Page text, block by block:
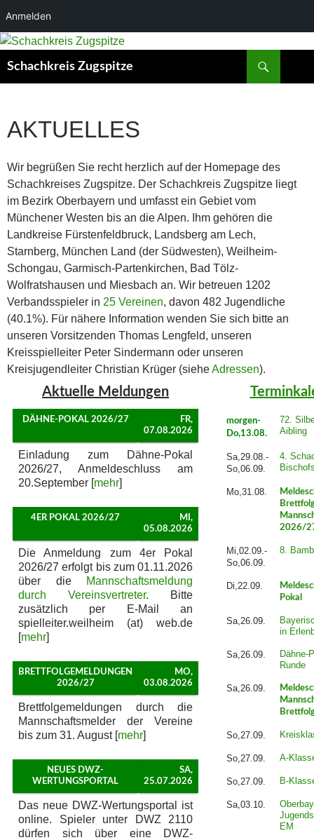
Anmelden
Zum
springen
Schachkreis Zugspitze
AKTUELLES
Wir begrüßen Sie recht herzlich auf der Homepage des
Schachkreises Zugspitze. Der Schachkreis Zugspitze liegt
im Bezirk Oberbayern und umfasst ein Gebiet vom
Münchener Westen bis an die Alpen. Ihm gehören die
Landkreise Fürstenfeldbruck, Landsberg am Lech,
Starnberg, München Land (der Südwesten), Weilheim-
Schongau, Garmisch-Partenkirchen, Bad Tölz-
Wolfratshausen und Miesbach an. Wir betreuen 1202
Verbandsspieler in 25 Vereinen, davon 482 Jugendliche
(40.1%). Für nähere Information wenden Sie sich bitte an
unseren Vorsitzenden Thomas Lengfeld, unseren
Kreisspielleiter Peter Sindermann oder unseren
Kreisjugendleiter Christian Krüger (sieheAdressen).
Aktuelle Meldungen
DÄHNE-POKAL 2026/27
FR,
07.08.2026
Einladung zum Dähne-Pokal
2026/27, Anmeldeschluss am
20.September [mehr]
4ER POKAL 2026/27
MI,
05.08.2026
Die Anmeldung zum 4er Pokal
2026/27 erfolgt bis zum 01.11.2026
über die
Mannschaftsmeldung
durch Vereinsvertreter. Bitte
zusätzlich per E-Mail an
spielleiter.weilheim (at) web.de
[mehr]
BRETTFOLGEMELDUNGEN
2026/27
MO,
03.08.2026
Brettfolgemeldungen durch die
Mannschaftsmelder der Vereine
bis zum 31. August [mehr]
NEUES DWZ-
WERTUNGSPORTAL
SA,
25.07.2026
Das neue DWZ-Wertungsportal ist
online. Spieler unter DWZ 2110
dürfen sich über eine DWZ-
morgen-
Do,13.08.
72.
Aibling
Sa,29.08.-
So,06.09.
4.
Mo,31.08.
2026/
Mi,02.09.-
So,06.09.
8.
Di,22.09.
Pokal
Sa,26.09.
in
Sa,26.09.
Dähne-
Runde
Sa,26.09.
So,27.09.
So,27.09. A-
So,27.09. B-
Sa,03.10.
EM